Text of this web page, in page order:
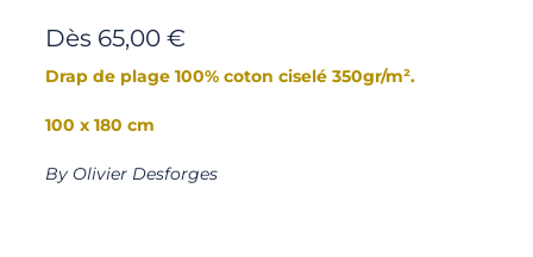
Dès 65,00 €
Drap de plage 100% coton ciselé 350gr/m².
100 x 180 cm
By Olivier Desforges